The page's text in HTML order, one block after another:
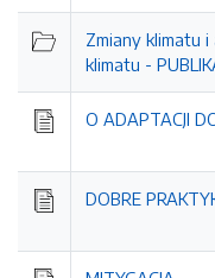
Zmiany klimatu
klimatu -
O ADAPTACJI
DOBRE